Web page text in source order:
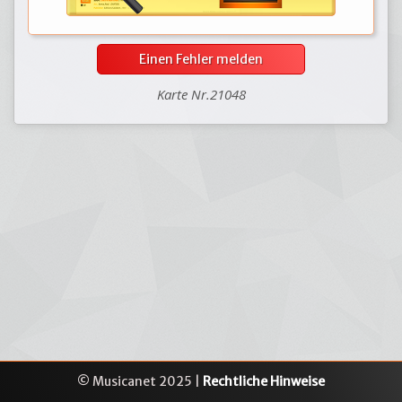
Einen Fehler melden
Karte Nr.21048
© Musicanet 2025 | Rechtliche Hinweise